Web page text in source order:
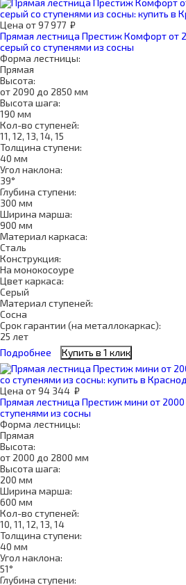
Цена от97 977 ₽
Прямая лестница Престиж Комфорт от
серый со ступенями из сосны
Форма лестницы:
Прямая
Высота:
от 2090 до 2850 мм
Высота шага:
190 мм
Кол-во ступеней:
11, 12, 13, 14, 15
Толщина ступени:
40 мм
Угол наклона:
39°
Глубина ступени:
300 мм
Ширина марша:
900 мм
Материал каркаса:
Сталь
Конструкция:
На монокосоуре
Цвет каркаса:
Серый
Материал ступеней:
Сосна
Срок гарантии (на металлокаркас):
25 лет
Подробнее
Купить в 1 клик
Цена от94 344 ₽
Прямая лестница Престиж мини от
ступенями из сосны
Форма лестницы:
Прямая
Высота:
от 2000 до 2800 мм
Высота шага:
200 мм
Ширина марша:
600 мм
Кол-во ступеней:
10, 11, 12, 13, 14
Толщина ступени:
40 мм
Угол наклона:
51°
Глубина ступени: